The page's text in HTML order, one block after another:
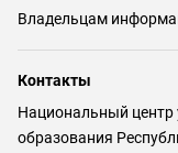
Владельцам
Контакты
Национальный центр
образования